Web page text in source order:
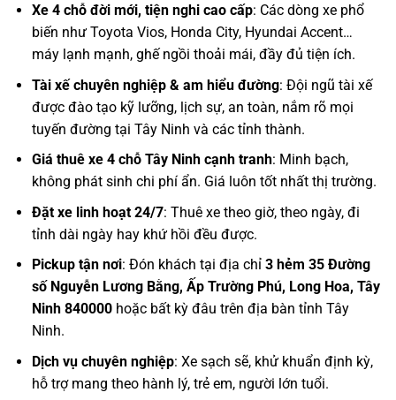
Xe 4 chỗ đời mới, tiện nghi cao cấp: Các dòng xe phổ
biến như Toyota Vios, Honda City, Hyundai Accent…
máy lạnh mạnh, ghế ngồi thoải mái, đầy đủ tiện ích.
Tài xế chuyên nghiệp & am hiểu đường: Đội ngũ tài xế
được đào tạo kỹ lưỡng, lịch sự, an toàn, nắm rõ mọi
tuyến đường tại Tây Ninh và các tỉnh thành.
Giá thuê xe 4 chỗ Tây Ninh cạnh tranh: Minh bạch,
không phát sinh chi phí ẩn. Giá luôn tốt nhất thị trường.
Đặt xe linh hoạt 24/7: Thuê xe theo giờ, theo ngày, đi
tỉnh dài ngày hay khứ hồi đều được.
Pickup tận nơi: Đón khách tại địa chỉ 3 hẻm 35 Đường
số Nguyễn Lương Bằng, Ấp Trường Phú, Long Hoa, Tây
Ninh 840000hoặc bất kỳ đâu trên địa bàn tỉnh Tây
Ninh.
Dịch vụ chuyên nghiệp: Xe sạch sẽ, khử khuẩn định kỳ,
hỗ trợ mang theo hành lý, trẻ em, người lớn tuổi.